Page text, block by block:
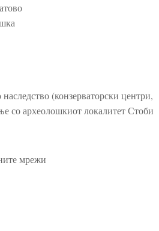
(конзерваторски центри,
со археолошкиот локалитет Стоби
мрежи